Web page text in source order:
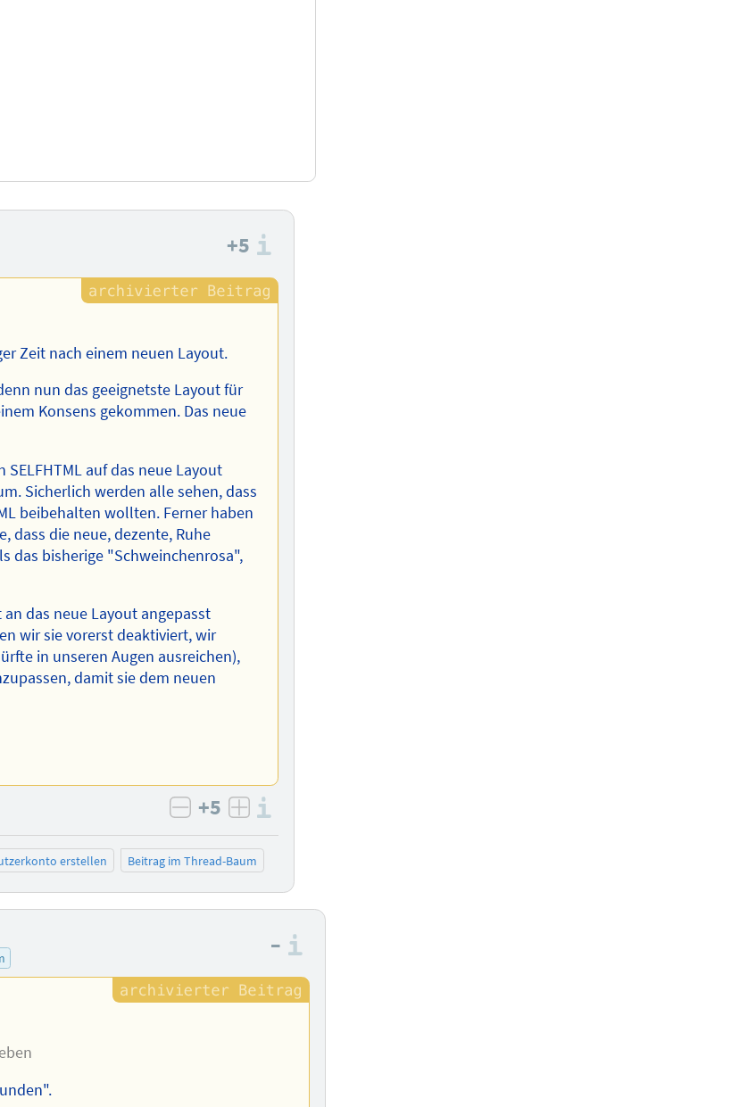
+5
Zeit nach einem neuen Layout.
nun das geeignetste Layout für
Konsens gekommen. Das neue
auf das neue Layout
Sicherlich werden alle sehen, dass
beibehalten wollten. Ferner haben
dass die neue, dezente, Ruhe
das bisherige "Schweinchenrosa",
das neue Layout angepasst
wir sie vorerst deaktiviert, wir
in unseren Augen ausreichen),
damit sie dem neuen
negativ bewerten
+5 positiv bewerten
erstellen Beitrag im Thread-Baum
–